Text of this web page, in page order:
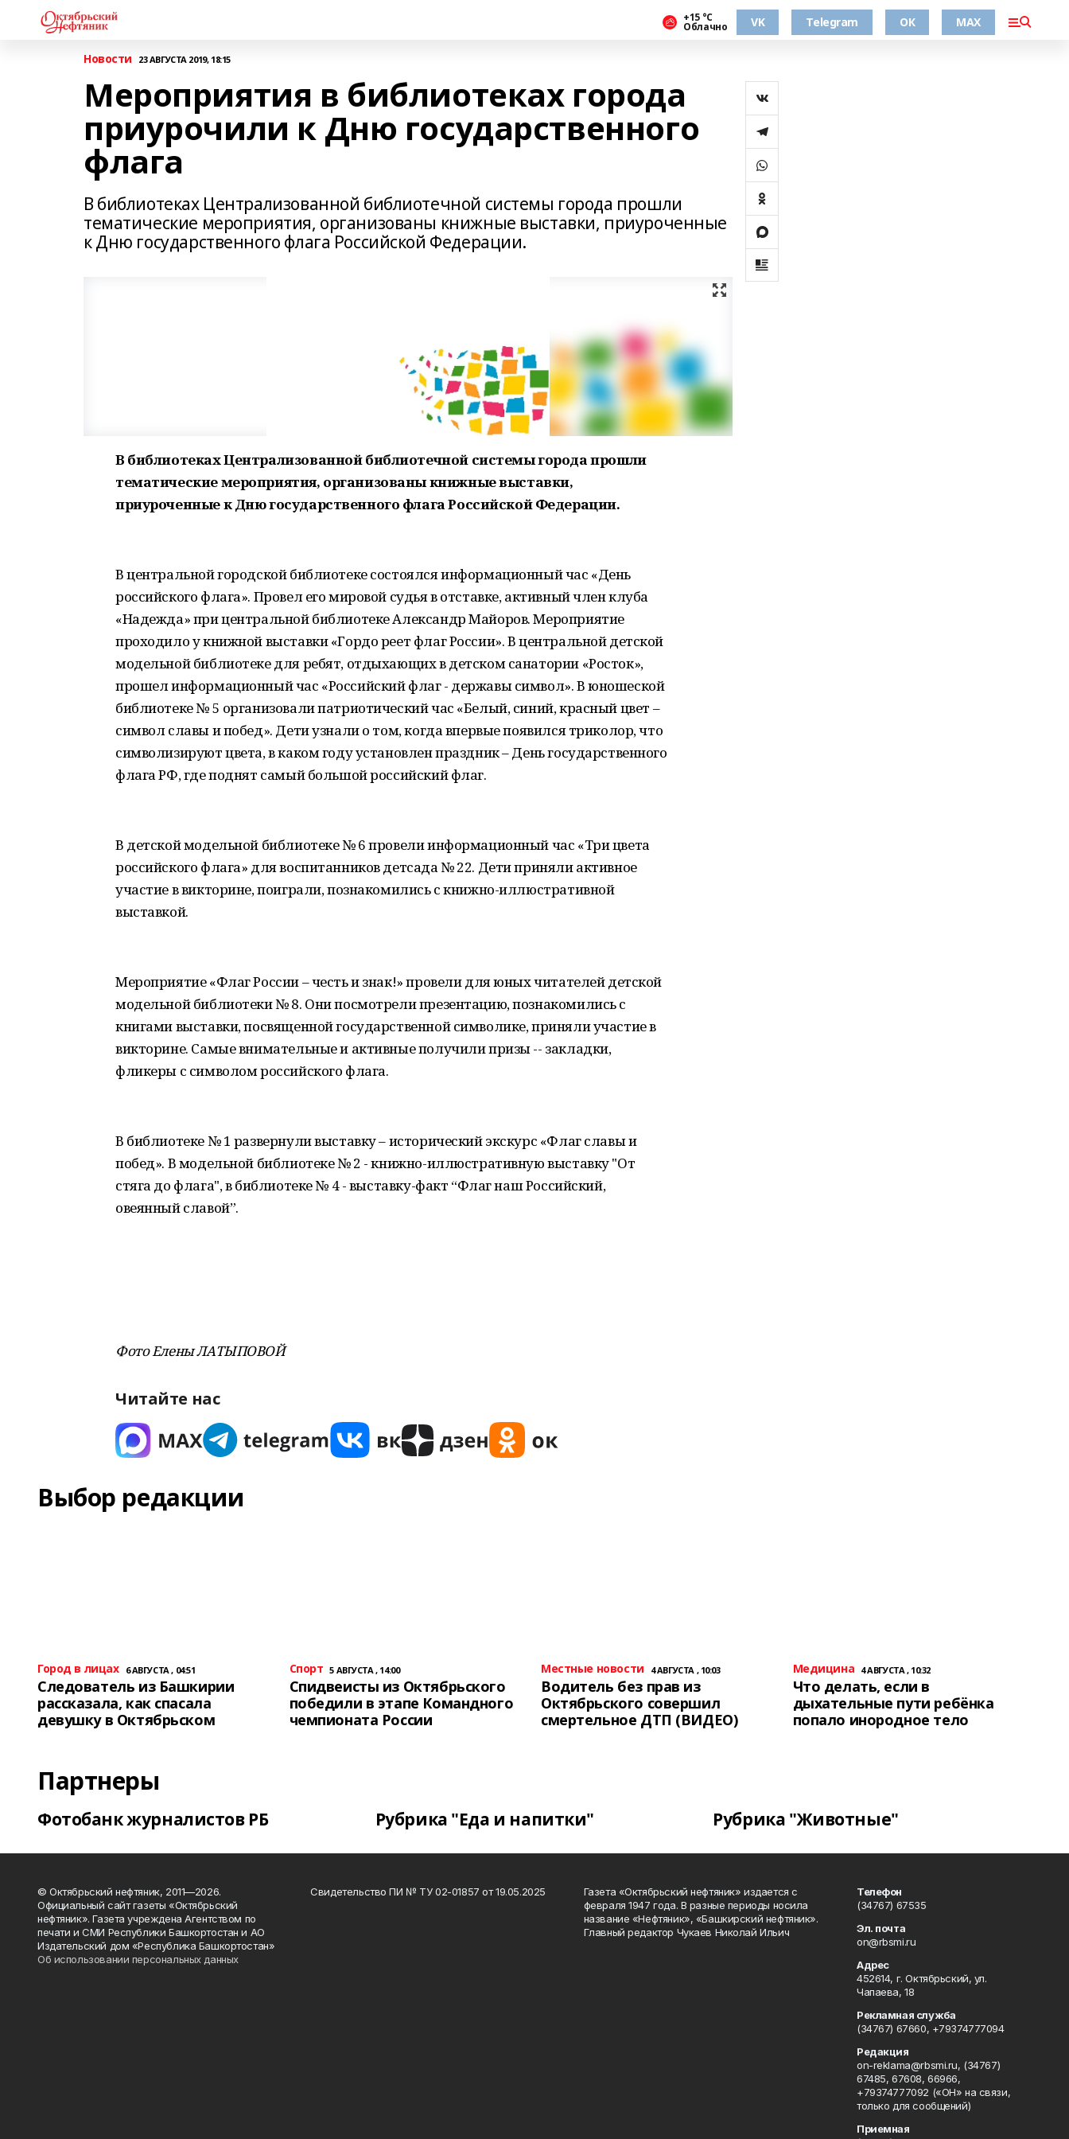
+15 °С
Облачно VK Telegram ОК MAX
Новости 23 АВГУСТА 2019, 18:15
Мероприятия в библиотеках города
приурочили к Дню государственного
флага
В библиотеках Централизованной библиотечной системы города прошли
тематические мероприятия, организованы книжные выставки, приуроченные
к Дню государственного флага Российской Федерации.
В библиотеках Централизованной библиотечной системы города прошли
тематические мероприятия, организованы книжные выставки,
приуроченные к Дню государственного флага Российской Федерации.
В центральной городской библиотеке состоялся информационный час «День
российского флага». Провел его мировой судья в отставке, активный член клуба
«Надежда» при центральной библиотеке Александр Майоров. Мероприятие
проходило у книжной выставки «Гордо реет флаг России». В центральной детской
модельной библиотеке для ребят, отдыхающих в детском санатории «Росток»,
прошел информационный час «Российский флаг - державы символ». В юношеской
библиотеке № 5 организовали патриотический час «Белый, синий, красный цвет –
символ славы и побед». Дети узнали о том, когда впервые появился триколор, что
символизируют цвета, в каком году установлен праздник – День государственного
флага РФ, где поднят самый большой российский флаг.
В детской модельной библиотеке № 6 провели информационный час «Три цвета
российского флага» для воспитанников детсада № 22. Дети приняли активное
участие в викторине, поиграли, познакомились с книжно-иллюстративной
выставкой.
Мероприятие «Флаг России – честь и знак!» провели для юных читателей детской
модельной библиотеки № 8. Они посмотрели презентацию, познакомились с
книгами выставки, посвященной государственной символике, приняли участие в
викторине. Самые внимательные и активные получили призы -- закладки,
фликеры с символом российского флага.
В библиотеке № 1 развернули выставку – исторический экскурс «Флаг славы и
побед». В модельной библиотеке № 2 - книжно-иллюстративную выставку "От
стяга до флага", в библиотеке № 4 - выставку-факт “Флаг наш Российский,
овеянный славой”.
Фото Елены ЛАТЫПОВОЙ
Читайте нас
Выбор редакции
Город в лицах 6 АВГУСТА , 04:51
Следователь из Башкирии
рассказала, как спасала
девушку в Октябрьском
Спорт 5 АВГУСТА , 14:00
Спидвеисты из Октябрьского
победили в этапе Командного
чемпионата России
Местные новости 4 АВГУСТА , 10:03
Водитель без прав из
Октябрьского совершил
смертельное ДТП (ВИДЕО)
Медицина 4 АВГУСТА , 10:32
Что делать, если в
дыхательные пути ребёнка
попало инородное тело
Партнеры
Фотобанк журналистов РБ Рубрика "Еда и напитки" Рубрика "Животные"
© Октябрьский нефтяник, 2011—2026.
Официальный сайт газеты «Октябрьский
нефтяник». Газета учреждена Агентством по
печати и СМИ Республики Башкортостан и АО
Издательский дом «Республика Башкортостан»
Об использовании персональных данных
Свидетельство ПИ № ТУ 02-01857 от 19.05.2025
Газета «Октябрьский нефтяник» издается с
февраля 1947 года. В разные периоды носила
название «Нефтяник», «Башкирский нефтяник».
Главный редактор Чукаев Николай Ильич
Телефон
(34767) 67535
Эл. почта
on@rbsmi.ru
Адрес
452614, г. Октябрьский, ул.
Чапаева, 18
Рекламная служба
(34767) 67660, +79374777094
Редакция
on-reklama@rbsmi.ru, (34767)
67485, 67608, 66966,
+79374777092 («ОН» на связи,
только для сообщений)
Приемная